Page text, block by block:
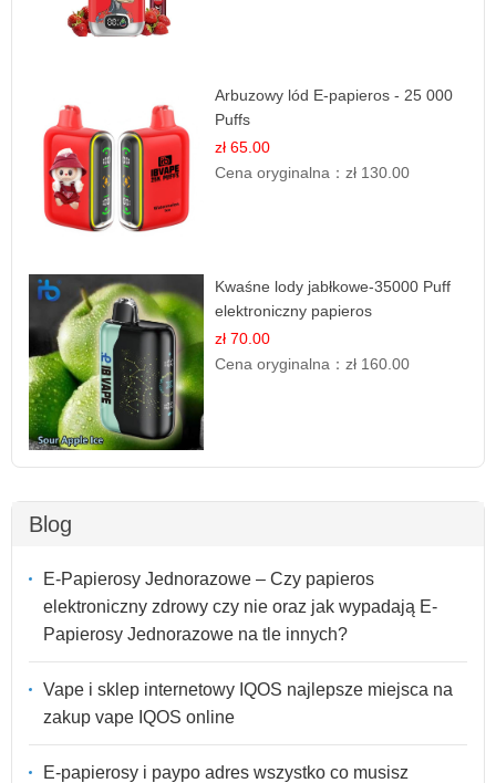
Arbuzowy lód E-papieros - 25 000
Puffs
zł 65.00
Cena oryginalna：zł 130.00
Kwaśne lody jabłkowe-35000 Puff
elektroniczny papieros
zł 70.00
Cena oryginalna：zł 160.00
Blog
E-Papierosy Jednorazowe – Czy papieros
elektroniczny zdrowy czy nie oraz jak wypadają E-
Papierosy Jednorazowe na tle innych?
Vape i sklep internetowy IQOS najlepsze miejsca na
zakup vape IQOS online
E-papierosy i paypo adres wszystko co musisz